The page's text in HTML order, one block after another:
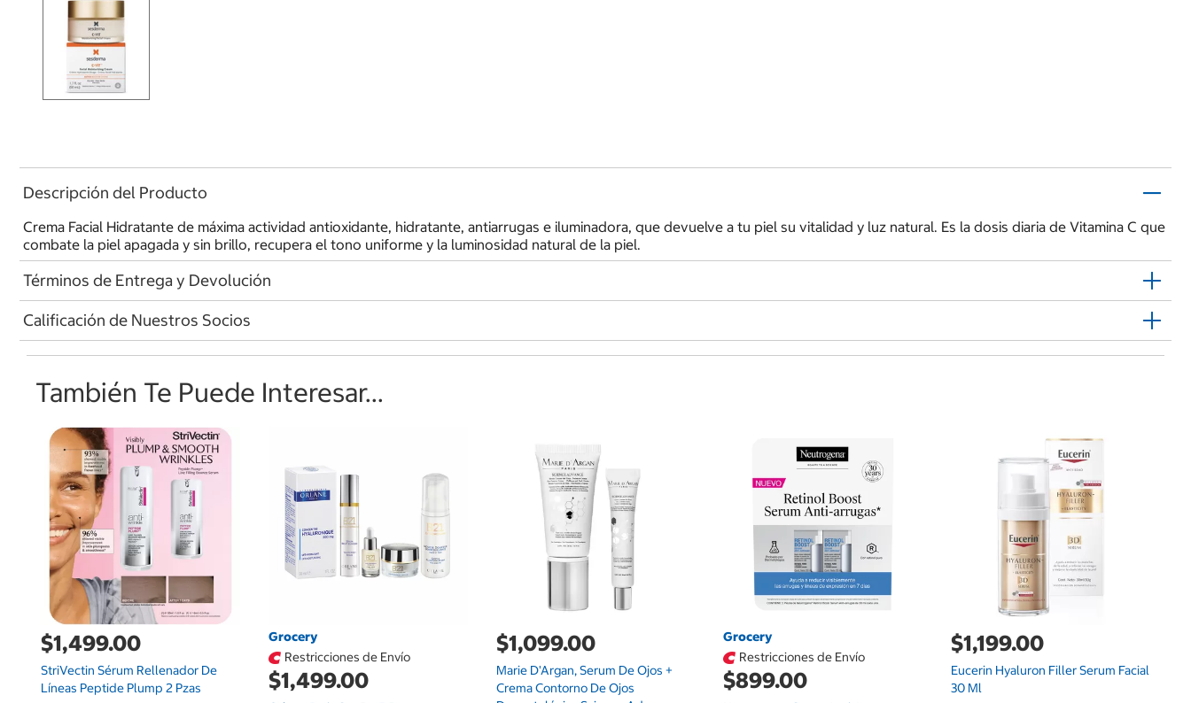
Descripción del Producto
Crema Facial Hidratante de máxima actividad antioxidante, hidratante, antiarrugas e iluminadora, que devuelve a tu piel su vitalidad y luz natural. Es la dosis diaria de Vitamina C que
combate la piel apagada y sin brillo, recupera el tono uniforme y la luminosidad natural de la piel.
Términos de Entrega y Devolución
Calificación de Nuestros Socios
También Te Puede Interesar...
$1,499.00
StriVectin Sérum Rellenador De
Líneas Peptide Plump 2 Pzas
Grocery
Restricciones de Envío
$1,499.00
$1,099.00
Marie D'Argan, Serum De Ojos +
Crema Contorno De Ojos
Grocery
Restricciones de Envío
$899.00
$1,199.00
Eucerin Hyaluron Filler Serum Facial
30 Ml